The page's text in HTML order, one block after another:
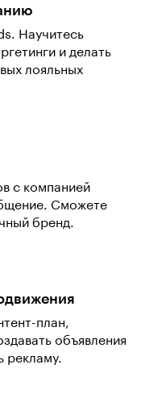
Научитесь
и делать
лояльных
с компанией
Сможете
бренд.
план,
объявления
рекламу.